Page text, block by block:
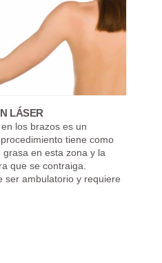
LÁSER
los brazos es un
tiene como
en esta zona y la
que se contraiga.
ser ambulatorio y requiere